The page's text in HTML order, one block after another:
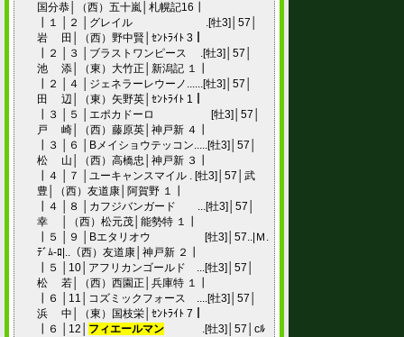
国分恭│（西）五十嵐│札幌記16┃
┃１ │２ │グレイル .[牡3]│57│
岩 田│（西）野中賢│ｾﾝﾄﾗｲﾄ 3┃
┃２ │３ │ブラストワンピース .[牡3]│57│
池 添│（東）大竹正│新潟記 １┃
┃２ │４ │ジェネラーレウーノ......[牡3]│57│
田 辺│（東）矢野英│ｾﾝﾄﾗｲﾄ 1┃
┃３ │５ │エポカドーロ [牡3]│57│
戸 崎│（西）藤原英│神戸新 ４┃
┃３ │６ │Bメイショウテッコン.....[牡3]│57│
松 山│（西）高橋忠│神戸新 ３┃
┃４ │７ │ユーキャンスマイル . [牡3]│57│武
豊│（西）友道康│阿賀野 １┃
┃４ │８ │カフジバンガード ...[牡3]│57│
幸 │（西）松元茂│能勢特 １┃
┃５ │９ │Bエタリオウ [牡3]│57..|Ｍ.
ﾃﾞﾑ-ﾛ|..（西）友道康│神戸新 ２┃
┃５ │10│アフリカンゴールド ...[牡3]│57│
松 若│（西）西園正│兵庫特 １┃
┃６ │11│コズミックフォース ....[牡3]│57│
浜 中│（東）国枝栄│ｾﾝﾄﾗｲﾄ 7┃
┃６ │12│ フィエールマン .[牡3]│57│cﾙ